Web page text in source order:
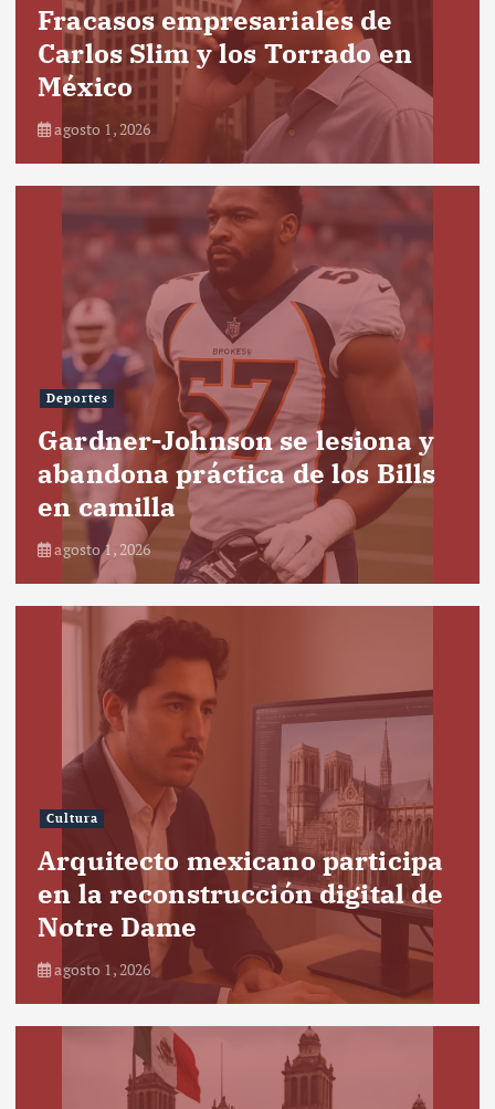
Fracasos empresariales de
Carlos Slim y los Torrado en
México
agosto 1, 2026
Deportes
Gardner-Johnson se lesiona y
abandona práctica de los Bills
en camilla
agosto 1, 2026
Cultura
Arquitecto mexicano participa
en la reconstrucción digital de
Notre Dame
agosto 1, 2026